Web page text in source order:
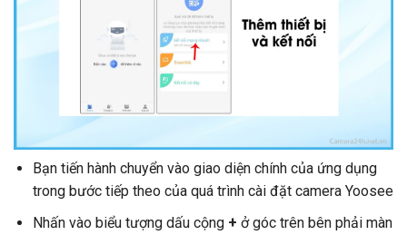
Bạn tiến hành chuyển vào giao diện chính của ứng dụng
trong bước tiếp theo của quá trình cài đặt camera Yoosee
Nhấn vào biểu tượng dấu cộng + ở góc trên bên phải màn